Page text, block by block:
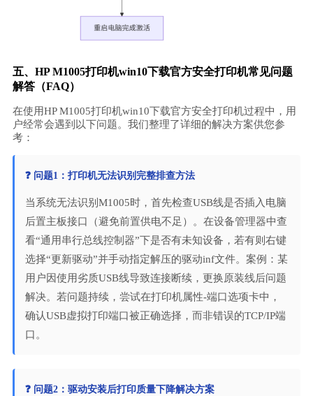
五、HP M1005打印机win10下载官方安全打印机常见问题
解答（FAQ）
在使用HP M1005打印机win10下载官方安全打印机过程中，用
户经常会遇到以下问题。我们整理了详细的解决方案供您参
考：
❓ 问题1：打印机无法识别完整排查方法
当系统无法识别M1005时，首先检查USB线是否插入电脑
后置主板接口（避免前置供电不足）。在设备管理器中查
看“通用串行总线控制器”下是否有未知设备，若有则右键
选择“更新驱动”并手动指定解压的驱动inf文件。案例：某
用户因使用劣质USB线导致连接断续，更换原装线后问题
解决。若问题持续，尝试在打印机属性-端口选项卡中，
确认USB虚拟打印端口被正确选择，而非错误的TCP/IP端
口。
❓ 问题2：驱动安装后打印质量下降解决方案